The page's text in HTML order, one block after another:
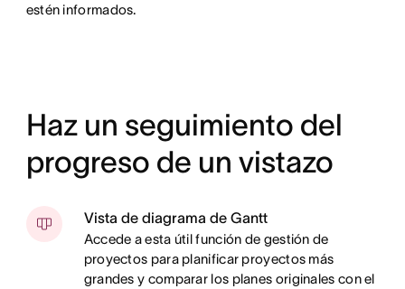
estén informados.
Haz un seguimiento del
progreso de un vistazo
Vista de diagrama de Gantt
Accede a esta útil función de gestión de
proyectos para planificar proyectos más
grandes y comparar los planes originales con el